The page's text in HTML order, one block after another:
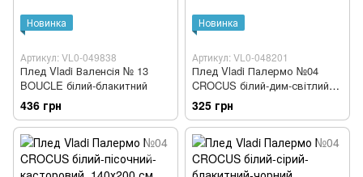
Новинка
Артикул: VL0-049838
Плед Vladi Валенсія № 13
BOUCLE білий-блакитний
436 грн
Новинка
Артикул: VL0-048201
Плед Vladi Палермо №04
CROCUS білий-дим-світлий
антрацит
325 грн